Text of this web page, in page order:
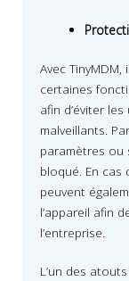
Avec
certaines
afin d’éviter
malveillants.
paramètres ou
bloqué. En
peuvent
l’appareil afin
l’entreprise.
L’un des